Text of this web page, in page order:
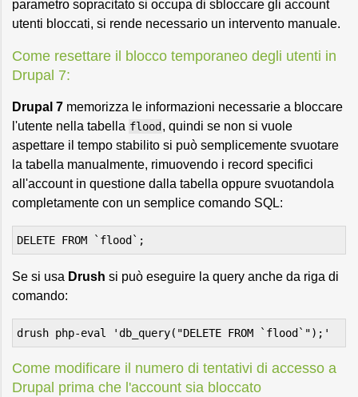
parametro sopracitato si occupa di sbloccare gli account
utenti bloccati, si rende necessario un intervento manuale.
Come resettare il blocco temporaneo degli utenti in
Drupal 7:
Drupal 7 memorizza le informazioni necessarie a bloccare
l'utente nella tabella flood , quindi se non si vuole
aspettare il tempo stabilito si può semplicemente svuotare
la tabella manualmente, rimuovendo i record specifici
all'account in questione dalla tabella oppure svuotandola
completamente con un semplice comando SQL:
DELETE FROM `flood`;
Se si usa Drush si può eseguire la query anche da riga di
comando:
drush php-eval 'db_query("DELETE FROM `flood`");'
Come modificare il numero di tentativi di accesso a
Drupal prima che l'account sia bloccato